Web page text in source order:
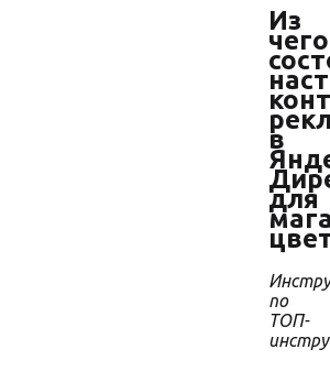
Из
чего
в
для
по
ТОП-